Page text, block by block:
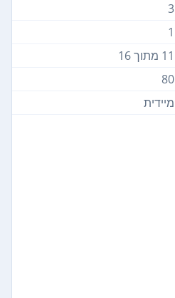
3
1
11 מתוך 16
80
מיידית